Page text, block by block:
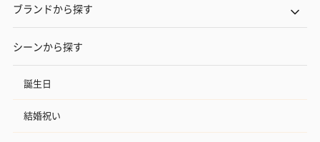
ブランドから探す
シーンから探す
誕生日
結婚祝い